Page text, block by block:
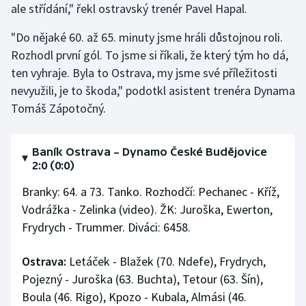
ale střídání," řekl ostravský trenér Pavel Hapal.
"Do nějaké 60. až 65. minuty jsme hráli důstojnou roli.
Rozhodl první gól. To jsme si říkali, že který tým ho dá,
ten vyhraje. Byla to Ostrava, my jsme své příležitosti
nevyužili, je to škoda," podotkl asistent trenéra Dynama
Tomáš Zápotočný.
Baník Ostrava –⁠ Dynamo České Budějovice
2:0 (0:0)
Branky: 64. a 73. Tanko. Rozhodčí: Pechanec - Kříž,
Vodrážka - Zelinka (video). ŽK: Juroška, Ewerton,
Frydrych - Trummer. Diváci: 6458.
Ostrava: Letáček - Blažek (70. Ndefe), Frydrych,
Pojezný - Juroška (63. Buchta), Tetour (63. Šín),
Boula (46. Rigo), Kpozo - Kubala, Almási (46.